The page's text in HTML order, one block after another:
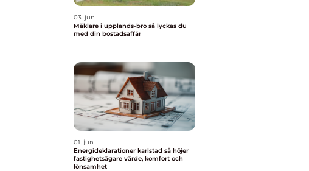
03. jun
Mäklare i upplands-bro så lyckas du
med din bostadsaffär
01. jun
Energideklarationer karlstad så höjer
fastighetsägare värde, komfort och
lönsamhet